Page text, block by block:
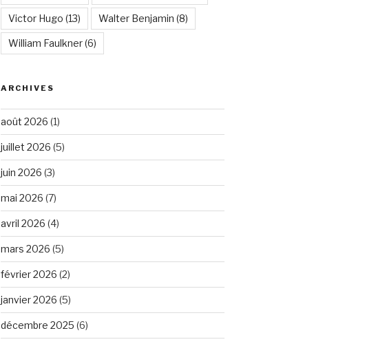
Victor Hugo (13) Walter Benjamin (8)
William Faulkner(6)
ARCHIVES
août 2026 (1)
juillet 2026 (5)
juin 2026 (3)
mai 2026 (7)
avril 2026 (4)
mars 2026 (5)
février 2026 (2)
janvier 2026 (5)
décembre 2025 (6)